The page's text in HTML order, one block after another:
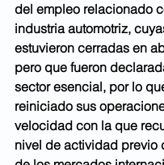
del empleo relacionado
industria automotriz,
estuvieron cerradas en
pero que fueron
sector esencial, por lo
reiniciado sus
velocidad con la que
nivel de actividad previo